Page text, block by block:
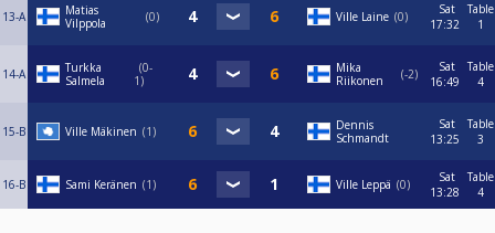
13-A
Matias
Vilppola
0 Ville Laine 0
Sat
17:32
Table
1
14-A
Turkka
Salmela
0-
1
Mika
Riikonen
-2
Sat
16:49
Table
4
15-B Ville Mäkinen 1
Dennis
Schmandt
Sat
13:25
Table
3
16-B Sami Keränen 1 Ville Leppä 0
Sat
13:28
Table
4